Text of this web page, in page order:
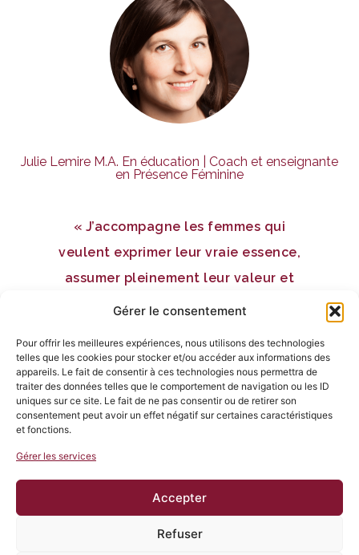
Gérer le consentement
Pour offrir les meilleures expériences, nous utilisons des technologies
telles que les cookies pour stocker et/ou accéder aux informations des
appareils. Le fait de consentir à ces technologies nous permettra de
traiter des données telles que le comportement de navigation ou les ID
uniques sur ce site. Le fait de ne pas consentir ou de retirer son
consentement peut avoir un effet négatif sur certaines caractéristiques
et fonctions.
Gérer les services
Accepter
Refuser
Julie Lemire M.A. En éducation | Coach et enseignante
en Présence Féminine
« J’accompagne les femmes qui
veulent exprimer leur vraie essence,
assumer pleinement leur valeur et
prendre leur place avec clarté,
puissent vivre une vie sensée,
ressourçante et alignée avec leurs
profonds désirs. »
Un peu plus surmon histoire ici…